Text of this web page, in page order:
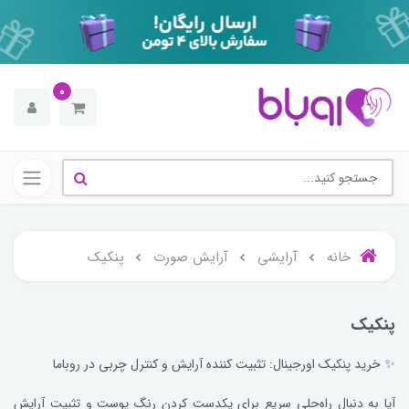
0
خانه آرایشی آرایش صورت پنکیک
پنکیک
✨ خرید پنکیک اورجینال: تثبیت کننده آرایش و کنترل چربی در روباما
آیا به دنبال راه‌حلی سریع برای یکدست کردن رنگ پوست و تثبیت آرایش